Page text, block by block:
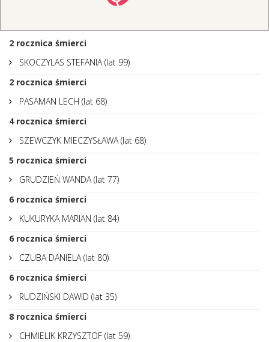
2 rocznica śmierci
SKOCZYLAS STEFANIA (lat 99)
2 rocznica śmierci
PASAMAN LECH (lat 68)
4rocznica śmierci
SZEWCZYK MIECZYSŁAWA (lat 68)
5 rocznica śmierci
GRUDZIEŃ WANDA (lat 77)
6 rocznica śmierci
KUKURYKA MARIAN (lat 84)
6 rocznica śmierci
CZUBA DANIELA (lat 80)
6 rocznica śmierci
RUDZIŃSKI DAWID (lat 35)
8 rocznica śmierci
CHMIELIK KRZYSZTOF (lat 59)